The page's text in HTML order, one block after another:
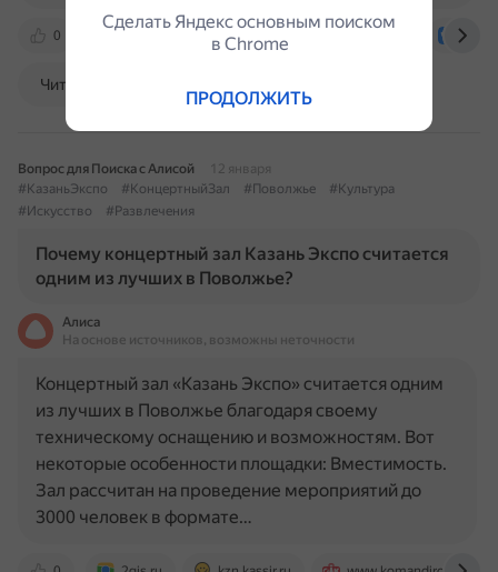
0 kazanexpo.ru
Читать далее
Вопрос для Поиска с Алисой
12 января
#КазаньЭкспо
#КонцертныйЗал #Поволжье
#Культура
#Искусство
#Развлечения
Почему концертный зал Казань Экспо считается
одним из лучших в Поволжье?
Алиса
На основе источников, возможны неточности
Концертный зал «Казань Экспо» считается одним
из лучших в Поволжье благодаря своему
техническому оснащению и возможностям. Вот
некоторые особенности площадки: Вместимость.
Зал рассчитан на проведение мероприятий до
3000 человек в формате…
Сделать Яндекс основным поиском
в Сhrome
ПРОДОЛЖИТЬ